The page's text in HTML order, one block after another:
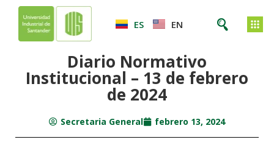
ES EN
Diario Normativo
Institucional – 13 de febrero
de 2024
Secretaria General febrero 13, 2024